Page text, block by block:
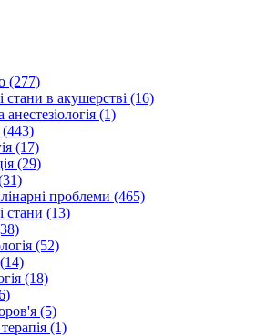
(277)
стани в акушерстві (16)
(1)
(443)
(17)
(29)
проблеми (465)
стани (13)
(52)
(18)
(5)
(1)